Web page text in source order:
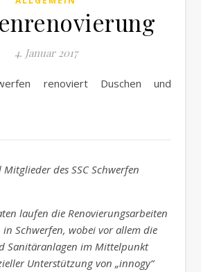
4. Januar 2017
des SSC Schwerfen
laufen die Renovierungsarbeiten
Schwerfen, wobei vor allem die
Sanitäranlagen im Mittelpunkt
Unterstützung von „innogy“